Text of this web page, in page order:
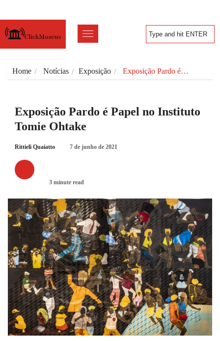
Home Notícias Exposição Exposição Pardo é…
Exposição Pardo é Papel no Instituto
Tomie Ohtake
Rittieli Quaiatto 7 de junho de 2021
3 minute read